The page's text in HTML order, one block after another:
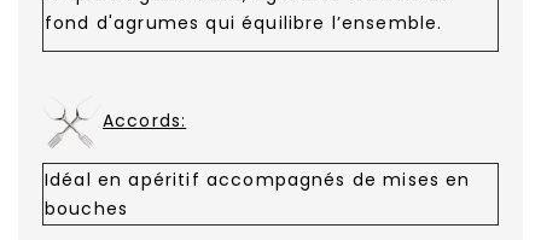
fond d'agrumes qui équilibre l’ensemble.
Accords:
Idéal en apéritif accompagnés de mises en
bouches